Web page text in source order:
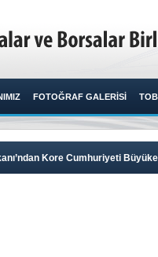
FOTOĞRAF GALERİSİ
Kore Cumhuriyeti